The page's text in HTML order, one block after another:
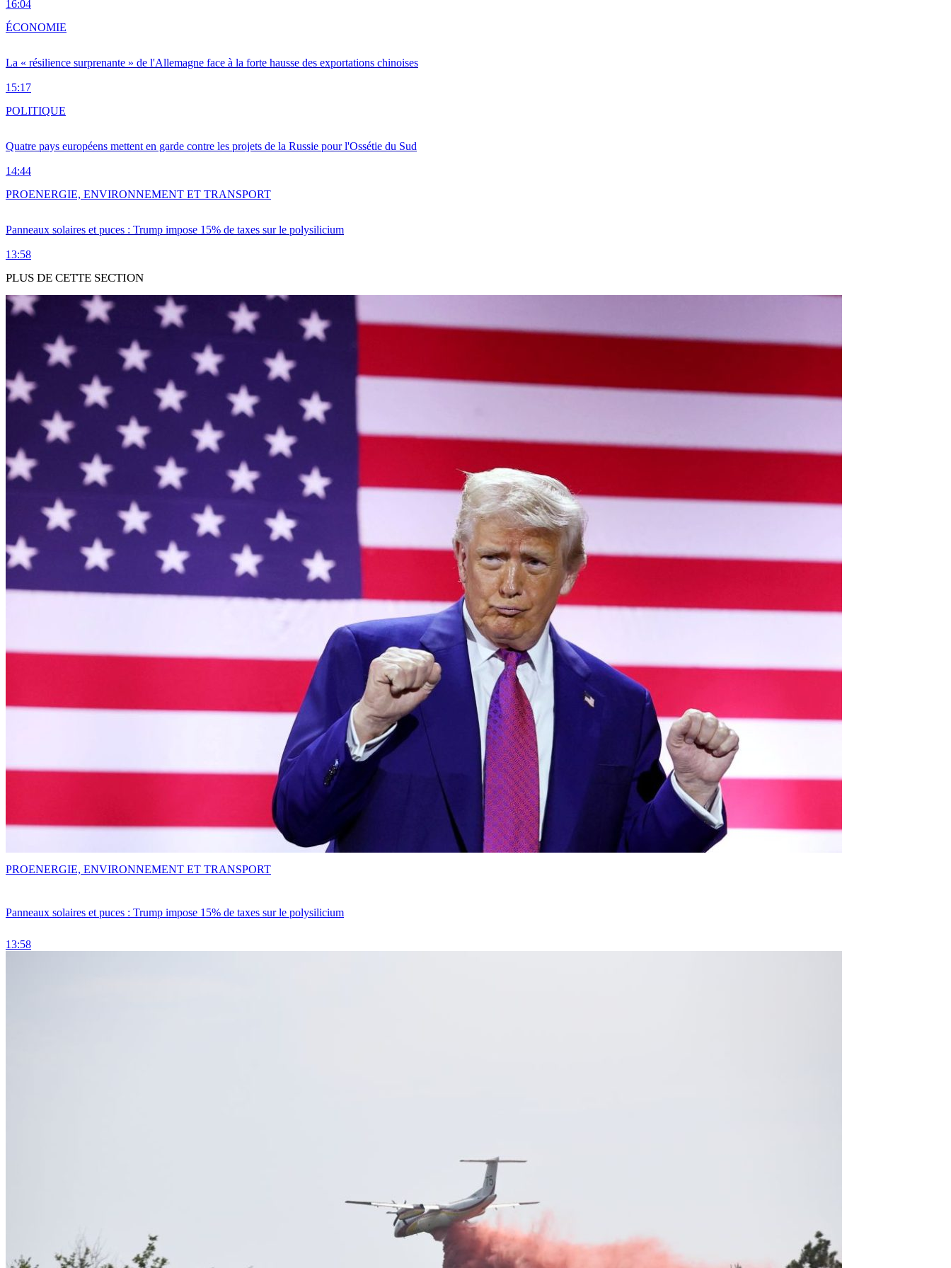
16:04
La « résilience surprenante » de l'Allemagne face à la forte hausse des exportations chinoises
15:17
ÉCONOMIE
Quatre pays européens mettent en garde contre les projets de la Russie pour l'Ossétie du Sud
14:44
POLITIQUE
Panneaux solaires et puces : Trump impose 15% de taxes sur le polysilicium
13:58
PROENERGIE, ENVIRONNEMENT ET TRANSPORT
PLUS DE CETTE SECTION
Panneaux solaires et puces : Trump impose 15% de taxes sur le polysilicium
13:58
PROENERGIE, ENVIRONNEMENT ET TRANSPORT